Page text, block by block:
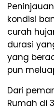
kondisi
curah
durasi
yang
pun
Dari
Rumah di